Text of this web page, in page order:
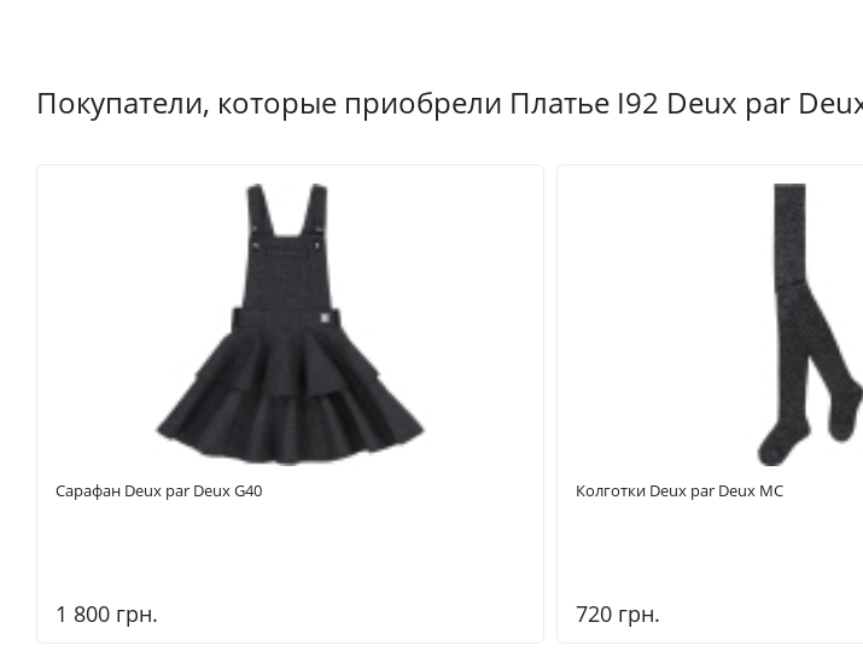
Покупатели, которые приобрели Платье I92 Deux par
Сарафан Deux par Deux G40
1 800 грн.
Колготки Deux par Deux MC
720 грн.